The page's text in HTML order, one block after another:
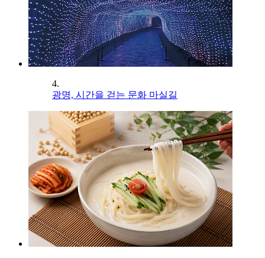
4.
광명, 시간을 걷는 문화 마실길